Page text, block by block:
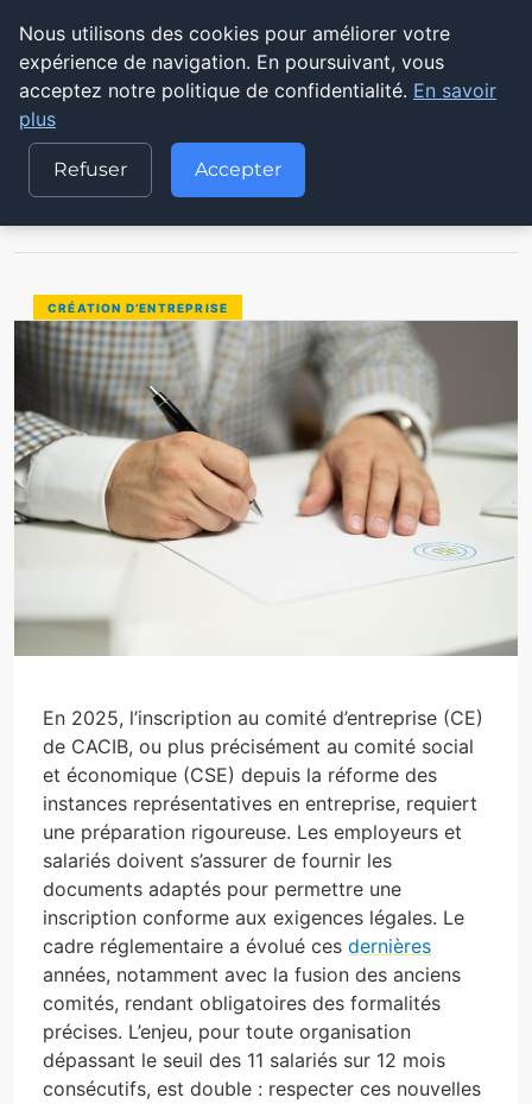
POUVOIR OUVRIER
ACCUEIL CRÉATION D’ENTREPRISE
QUELS SONT LES DOCUMENTS REQUIS POUR S’INSCRIRE AU
COMITÉ…
CRÉATION D’ENTREPRISE
QUELS SONT LES DOCUMENTS
En 2025, l’inscription au comité d’entreprise
ÉLISE LOPEZ
28 AOÛT 2025
En 2025, l’inscription au comité d’entreprise (CE)
de CACIB, ou plus précisément au comité social
et économique (CSE) depuis la réforme des
instances représentatives en entreprise, requiert
une préparation rigoureuse. Les employeurs et
salariés doivent s’assurer de fournir les
documents adaptés pour permettre une
inscription conforme aux exigences légales. Le
cadre réglementaire a évolué ces dernières
années, notamment avec la fusion des anciens
comités, rendant obligatoires des formalités
précises. L’enjeu, pour toute organisation
dépassant le seuil des 11 salariés sur 12 mois
consécutifs, est double : respecter ces nouvelles
Nous utilisons des cookies pour améliorer votre
expérience de navigation. En poursuivant, vous
acceptez notre politique de confidentialité. En savoir
plus
Refuser Accepter